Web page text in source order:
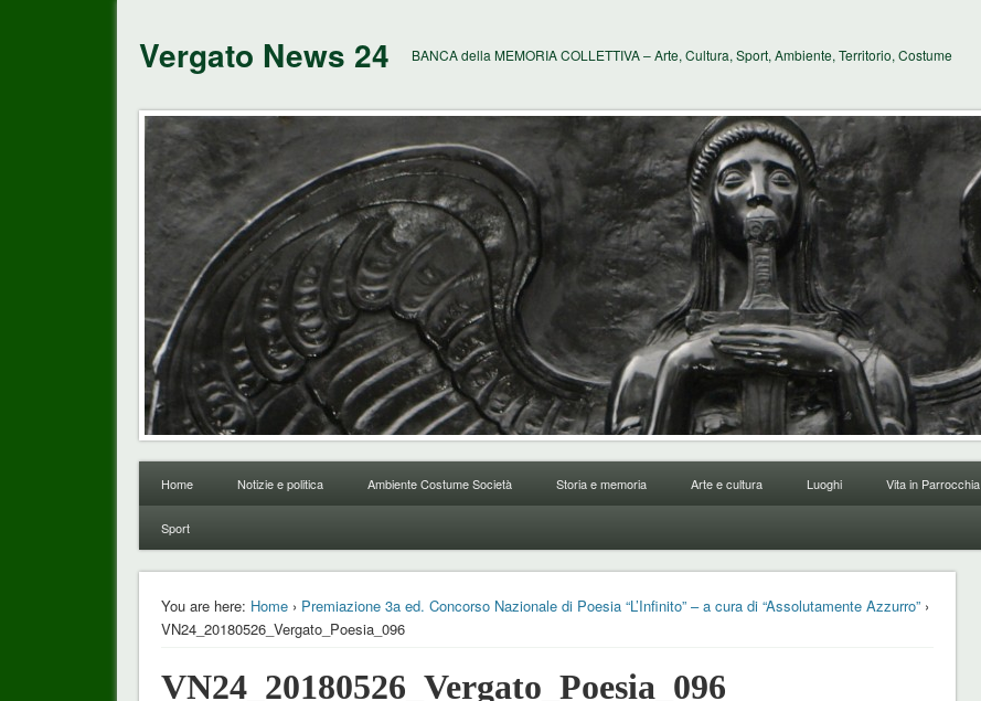
Vergato News 24 BANCA della MEMORIA COLLETTIVA – Arte, Cultura, Sport, Ambiente, Territorio, Costume
Home Notizie e politica Ambiente Costume Società Storia e memoria Arte e cultura Luoghi Vita in Parrocchia
Sport
You are here: Home› Premiazione 3a ed. Concorso Nazionale di Poesia “L’Infinito” – a cura di “Assolutamente Azzurro”›
VN24_20180526_Vergato_Poesia_096
VN24_20180526_Vergato_Poesia_096